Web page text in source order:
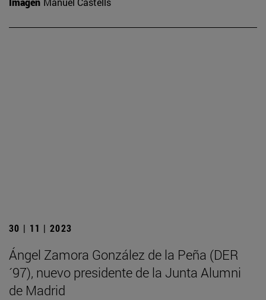
30 | 11 | 2023
Ángel Zamora González de la Peña (DER
´97), nuevo presidente de la Junta Alumni
de Madrid